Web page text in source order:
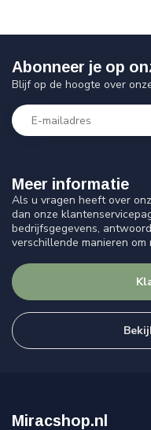
Meer informatie
Als u vragen heeft over
dan onze
bedrijfsgegevens,
verschillende manieren
Abonneer je op
Blijf op de hoogte over
Miracshop.nl